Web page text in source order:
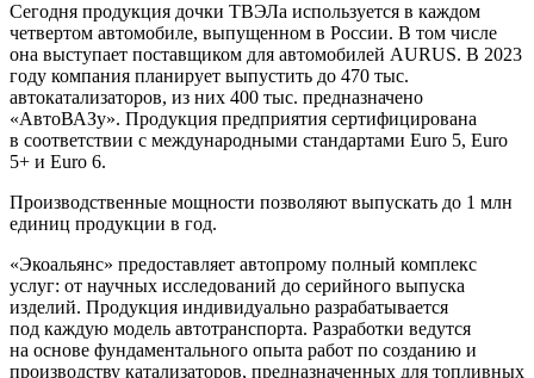
Сегодня продукция дочки ТВЭЛа используется в каждом
четвертом автомобиле, выпущенном в России. В том числе
она выступает поставщиком для автомобилей AURUS. В 2023
году компания планирует выпустить до 470 тыс.
автокатализаторов, из них 400 тыс. предназначено
«АвтоВАЗу». Продукция предприятия сертифицирована
в соответствии с международными стандартами Euro 5, Euro
5+ и Euro 6.
Производственные мощности позволяют выпускать до 1 млн
единиц продукции в год.
«Экоальянс» предоставляет автопрому полный комплекс
услуг: от научных исследований до серийного выпуска
изделий. Продукция индивидуально разрабатывается
под каждую модель автотранспорта. Разработки ведутся
на основе фундаментального опыта работ по созданию и
производству катализаторов, предназначенных для топливных